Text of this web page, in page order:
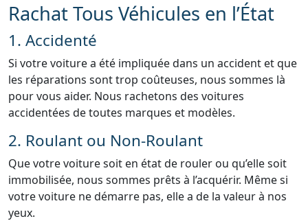
Rachat Tous Véhicules en l’État
1. Accidenté
Si votre voiture a été impliquée dans un accident et que
les réparations sont trop coûteuses, nous sommes là
pour vous aider. Nous rachetons des voitures
accidentées de toutes marques et modèles.
2. Roulant ou Non-Roulant
Que votre voiture soit en état de rouler ou qu’elle soit
immobilisée, nous sommes prêts à l’acquérir. Même si
votre voiture ne démarre pas, elle a de la valeur à nos
yeux.